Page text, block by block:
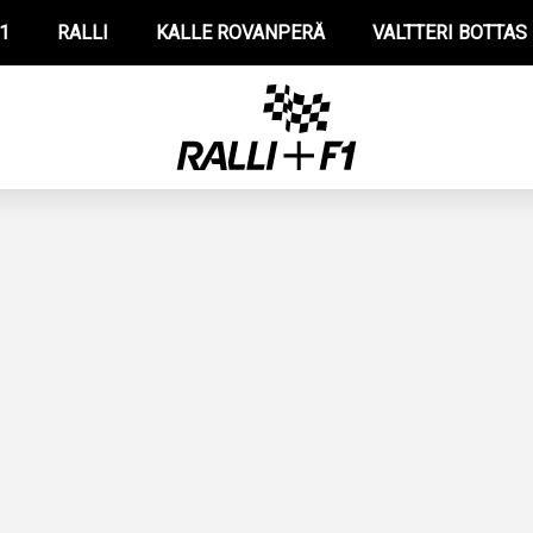
RALLI KALLE ROVANPERÄ VALTTERI BOTTAS